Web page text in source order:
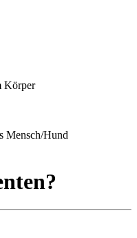
Körper
Mensch/Hund